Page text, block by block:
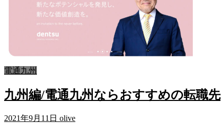
電通九州
九州編/電通九州ならおすすめの転職先
2021年9月11日 olive